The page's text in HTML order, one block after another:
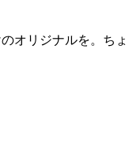
オリジナルを。ち